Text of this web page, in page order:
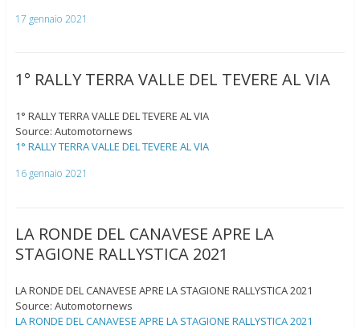
17 gennaio 2021
1° RALLY TERRA VALLE DEL TEVERE AL VIA
1° RALLY TERRA VALLE DEL TEVERE AL VIA
Source: Automotornews
1° RALLY TERRA VALLE DEL TEVERE AL VIA
16 gennaio 2021
LA RONDE DEL CANAVESE APRE LA
STAGIONE RALLYSTICA 2021
LA RONDE DEL CANAVESE APRE LA STAGIONE RALLYSTICA 2021
Source: Automotornews
LA RONDE DEL CANAVESE APRE LA STAGIONE RALLYSTICA 2021